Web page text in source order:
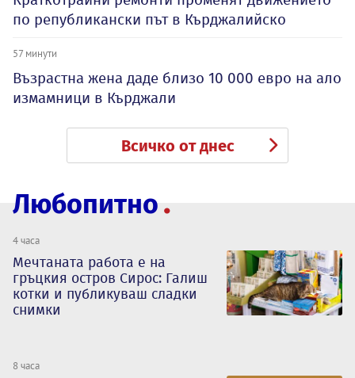
по републикански път в Кърджалийско
57 минути
Възрастна жена даде близо 10 000 евро на ало
измамници в Кърджали
Всичко от днес
Любопитно
4 часа
Мечтаната работа е на
гръцкия остров Сирос: Галиш
котки и публикуваш сладки
снимки
8 часа